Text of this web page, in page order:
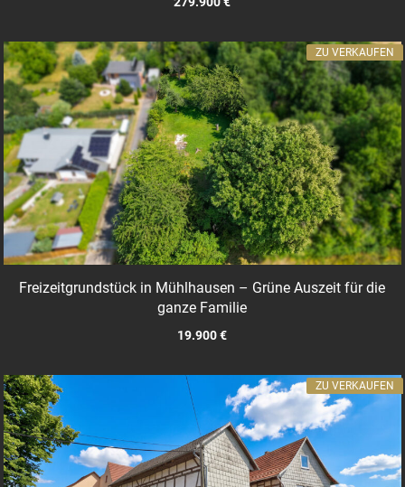
Freizeitgrundstück in Mühlhausen – Grüne Auszeit für die
ganze Familie
19.900 €
ZU VERKAUFEN
ZU VERKAUFEN